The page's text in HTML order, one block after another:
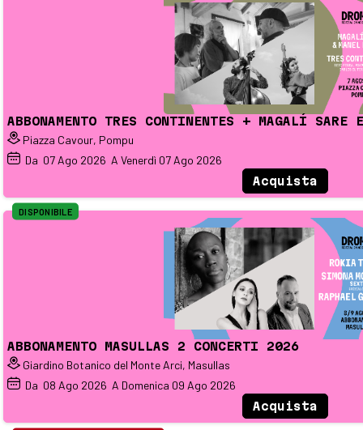
ABBONAMENTO TRES CONTINENTES + MAGALÍ SARE
Piazza Cavour, Pompu
Da 07 Ago 2026 A Venerdì 07 Ago 2026
Acquista
ABBONAMENTO MASULLAS 2 CONCERTI 2026
Giardino Botanico del Monte Arci, Masullas
Da 08 Ago 2026 A Domenica 09 Ago 2026
DISPONIBILE
Acquista